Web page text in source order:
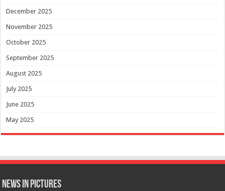
December 2025
November 2025
October 2025
September 2025
August 2025
July 2025
June 2025
May 2025
News in Pictures